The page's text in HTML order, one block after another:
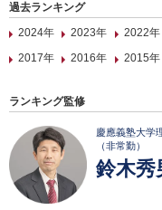
過去ランキング
2024年
2023年 2022年
2017年
2016年 2015年
ランキング監修
慶應義塾大学
（非常勤）
鈴木秀